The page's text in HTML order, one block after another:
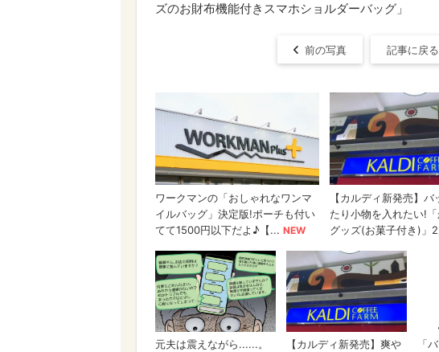
ズのお財布機能付きスマホショルダーバッグ」
前の写真 記事に戻る